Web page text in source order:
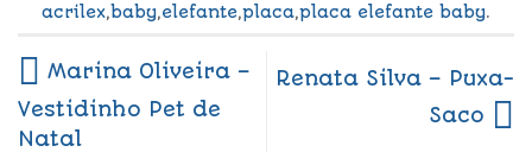
acrilex,baby,elefante,placa,placa elefante baby.
Marina Oliveira –
Vestidinho Pet de
Natal
Renata Silva – Puxa-
Saco